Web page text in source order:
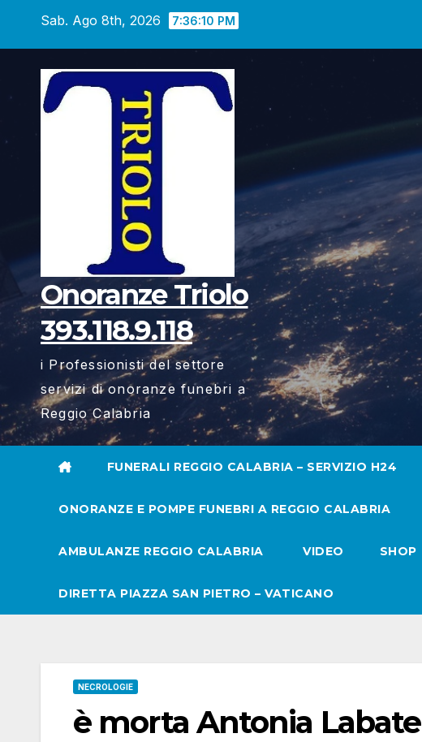
Sab. Ago 8th, 2026 7:36:12 PM
Onoranze Triolo
393.118.9.118
i Professionisti del settore
servizi di onoranze funebri a
Reggio Calabria
FUNERALI REGGIO CALABRIA – SERVIZIO H24
ONORANZE E POMPE FUNEBRI A REGGIO CALABRIA
AMBULANZE REGGIO CALABRIA VIDEO SHOP
DIRETTA PIAZZA SAN PIETRO – VATICANO
NECROLOGIE
è morta Antonia Labate